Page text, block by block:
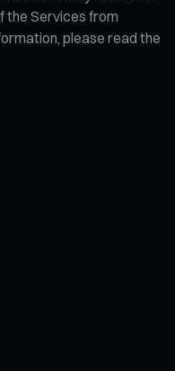
the Services from
please read the